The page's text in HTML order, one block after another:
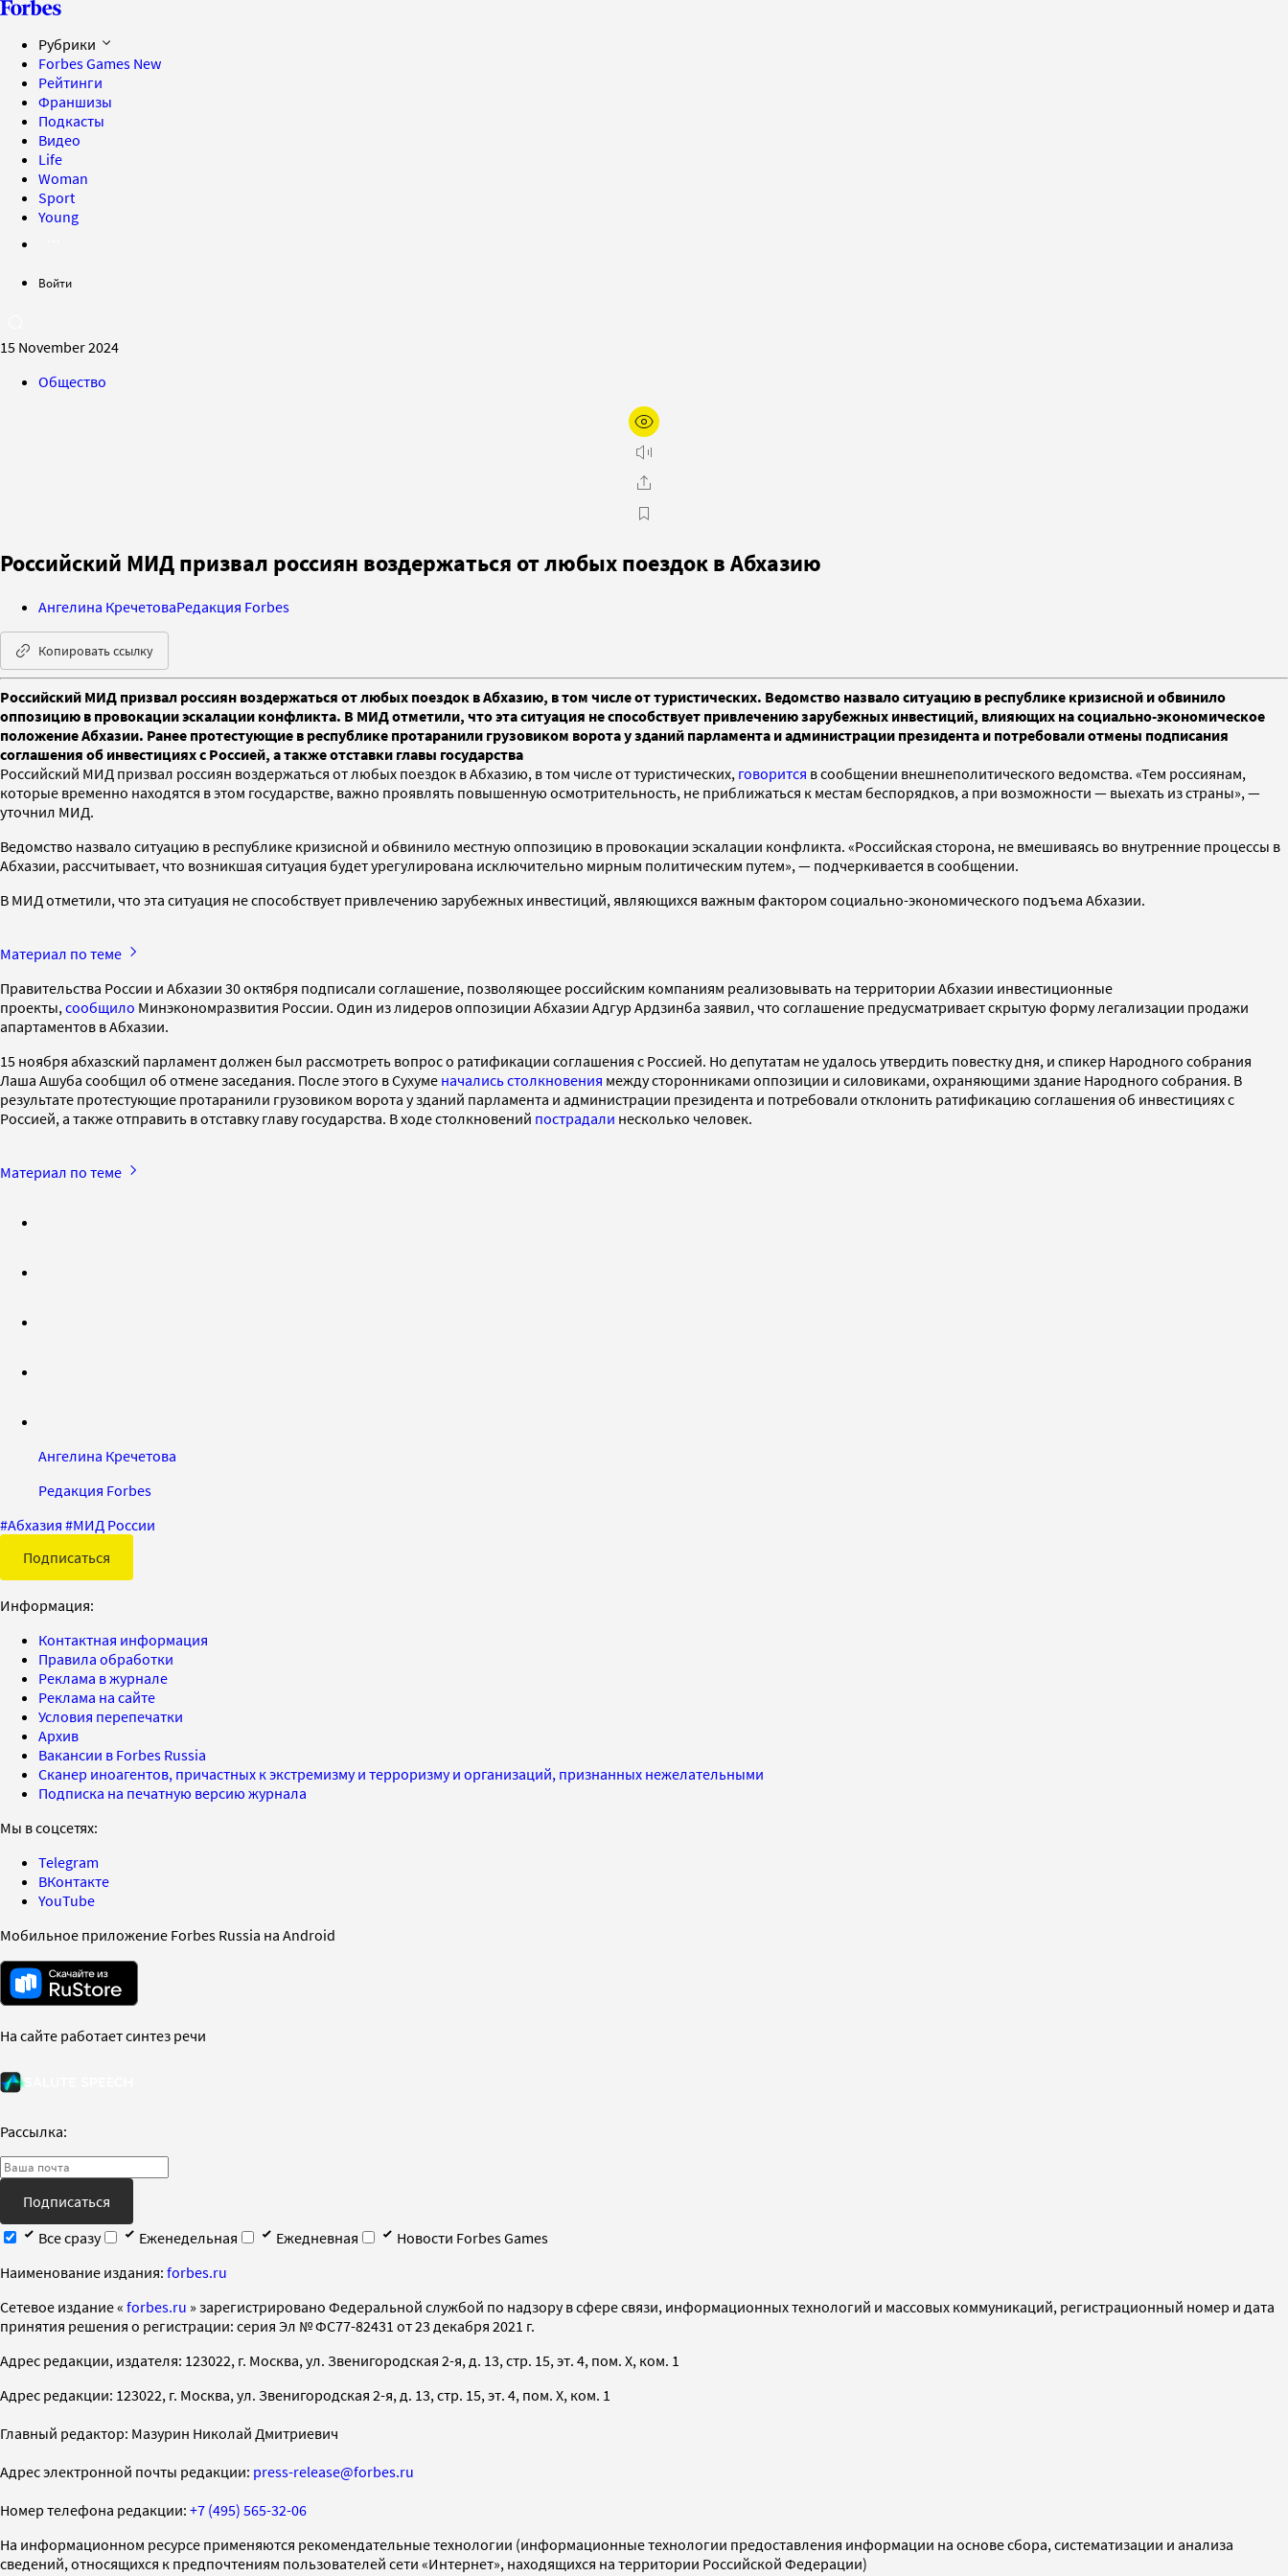
Рубрики
Forbes Games New
Рейтинги
Франшизы
Подкасты
Видео
Life
Woman
Sport
Young
Войти
15 November 2024
Общество
Российский МИД призвал россиян воздержаться от любых поездок в Абхазию
Ангелина КречетоваРедакция Forbes
Копировать ссылку
Российский МИД призвал россиян воздержаться от любых поездок в Абхазию, в том числе от туристических. Ведомство назвало ситуацию в республике кризисной и обвинило
оппозицию в провокации эскалации конфликта. В МИД отметили, что эта ситуация не способствует привлечению зарубежных инвестиций, влияющих на социально-экономическое
положение Абхазии. Ранее протестующие в республике протаранили грузовиком ворота у зданий парламента и администрации президента и потребовали отмены подписания
соглашения об инвестициях с Россией, а также отставки главы государства
Российский МИД призвал россиян воздержаться от любых поездок в Абхазию, в том числе от туристических, говорится в сообщении внешнеполитического ведомства. «Тем россиянам,
которые временно находятся в этом государстве, важно проявлять повышенную осмотрительность, не приближаться к местам беспорядков, а при возможности — выехать из страны», —
уточнил МИД.
Ведомство назвало ситуацию в республике кризисной и обвинило местную оппозицию в провокации эскалации конфликта. «Российская сторона, не вмешиваясь во внутренние процессы в
Абхазии, рассчитывает, что возникшая ситуация будет урегулирована исключительно мирным политическим путем», — подчеркивается в сообщении.
В МИД отметили, что эта ситуация не способствует привлечению зарубежных инвестиций, являющихся важным фактором социально-экономического подъема Абхазии.
Материал по теме
Правительства России и Абхазии 30 октября подписали соглашение, позволяющее российским компаниям реализовывать на территории Абхазии инвестиционные
проекты, сообщило Минэкономразвития России. Один из лидеров оппозиции Абхазии Адгур Ардзинба заявил, что соглашение предусматривает скрытую форму легализации продажи
апартаментов в Абхазии.
15 ноября абхазский парламент должен был рассмотреть вопрос о ратификации соглашения с Россией. Но депутатам не удалось утвердить повестку дня, и спикер Народного собрания
Лаша Ашуба сообщил об отмене заседания. После этого в Сухуме начались столкновения между сторонниками оппозиции и силовиками, охраняющими здание Народного собрания. В
результате протестующие протаранили грузовиком ворота у зданий парламента и администрации президента и потребовали отклонить ратификацию соглашения об инвестициях с
Россией, а также отправить в отставку главу государства. В ходе столкновений пострадали несколько человек.
Материал по теме
Ангелина Кречетова
Редакция Forbes
#Абхазия #МИД России
Подписаться
Информация:
Контактная информация
Правила обработки
Реклама в журнале
Реклама на сайте
Условия перепечатки
Архив
Вакансии в Forbes Russia
Сканер иноагентов, причастных к экстремизму и терроризму и организаций, признанных нежелательными
Подписка на печатную версию журнала
Мы в соцсетях:
Telegram
ВКонтакте
YouTube
Мобильное приложение Forbes Russia на Android
На сайте работает синтез речи
Рассылка:
Подписаться
Все сразу
Еженедельная Ежедневная
Новости Forbes Games
Наименование издания: forbes.ru
Cетевое издание « forbes.ru » зарегистрировано Федеральной службой по надзору в сфере связи, информационных технологий и массовых коммуникаций, регистрационный номер и дата
принятия решения о регистрации: серия Эл № ФС77-82431 от 23 декабря 2021 г.
Адрес редакции, издателя: 123022, г. Москва, ул. Звенигородская 2-я, д. 13, стр. 15, эт. 4, пом. X, ком. 1
Адрес редакции: 123022, г. Москва, ул. Звенигородская 2-я, д. 13, стр. 15, эт. 4, пом. X, ком. 1
Главный редактор: Мазурин Николай Дмитриевич
Адрес электронной почты редакции: press-release@forbes.ru
Номер телефона редакции: +7 (495) 565-32-06
На информационном ресурсе применяются рекомендательные технологии (информационные технологии предоставления информации на основе сбора, систематизации и анализа
сведений, относящихся к предпочтениям пользователей сети «Интернет», находящихся на территории Российской Федерации)